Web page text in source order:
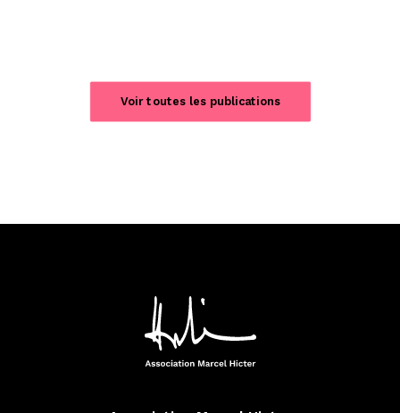
Voir toutes les publications